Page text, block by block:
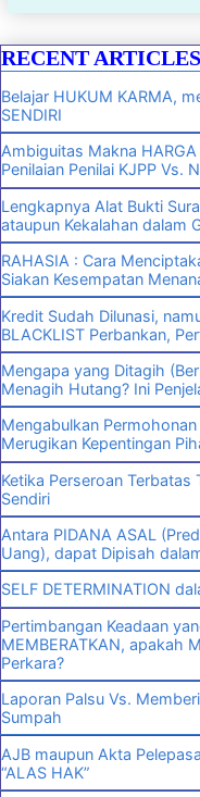
RECENT ARTICLES
Belajar HUKUM KARMA,
SENDIRI
Ambiguitas Makna HARGA
Penilaian Penilai KJPP Vs.
Lengkapnya Alat Bukti
ataupun Kekalahan dalam
RAHASIA : Cara
Siakan Kesempatan
Kredit Sudah Dilunasi,
BLACKLIST Perbankan,
Mengapa yang Ditagih
Menagih Hutang? Ini
Mengabulkan
Merugikan Kepentingan
Ketika Perseroan Terbatas
Sendiri
Antara PIDANA ASAL
Uang), dapat Dipisah
SELF DETERMINATION
Pertimbangan Keadaan
MEMBERATKAN, apakah
Perkara?
Laporan Palsu Vs.
Sumpah
AJB maupun Akta
“ALAS HAK”